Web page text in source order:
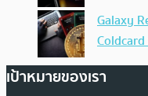
Galaxy
เป้าหมายของเรา